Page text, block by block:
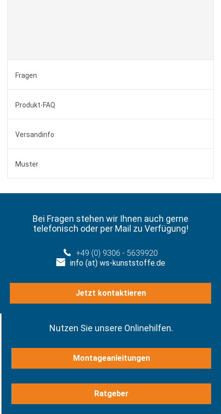
Fragen
Produkt-FAQ
Versandinfo
Muster
Bei Fragen stehen wir Ihnen auch gerne
telefonisch oder per Mail zu Verfügung!
+49 (0) 9306 - 5639920
info (at) ws-kunststoffe.de
Jetzt kontaktieren
Nutzen Sie unsere Onlinehilfen.
Montageanleitungen
Ratgeber